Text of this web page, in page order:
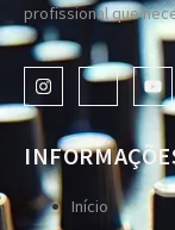
profissional que
Início